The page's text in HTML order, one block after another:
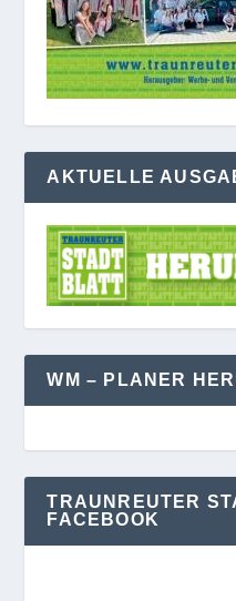
AKTUELLE
WM – PLANER
TRAUNREUTER
FACEBOOK